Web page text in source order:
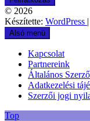
© 2026
Készítette: WordPress
Alsó menü
Kapcsolat
Partnereink
Általános
Adatkezelési
Szerzői jogi
Top